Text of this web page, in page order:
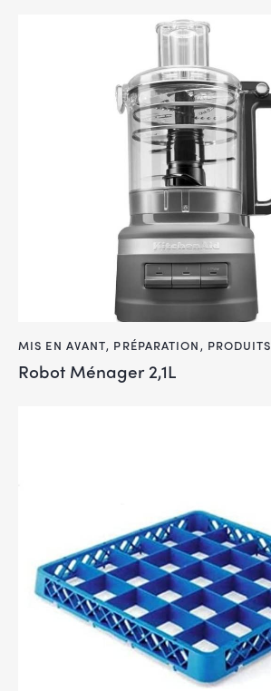
MIS EN AVANT, PRÉPARATION, PRODUITS
Robot Ménager 2,1L